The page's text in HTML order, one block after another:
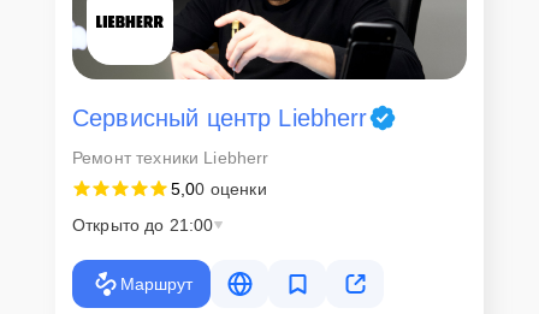
Сервисный центр Liebherr
Ремонт техники Liebherr
5,00 оценки
Открыто до 21:00
Маршрут